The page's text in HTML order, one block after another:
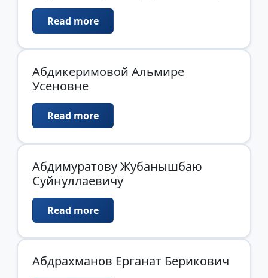
Read more
Абдикеримовой Альмире
Усеновне
Read more
Абдимуратову Жубанышбаю
Суйнуллаевичу
Read more
Абдрахманов Ерганат Берикович